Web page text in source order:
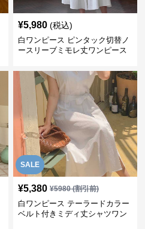
¥5,980 (税込)
白ワンピース ピンタック切替ノ
ースリーブミモレ丈ワンピース
SALE
¥5,380 ¥5980(割引前)
白ワンピース テーラードカラー
ベルト付きミディ丈シャツワン